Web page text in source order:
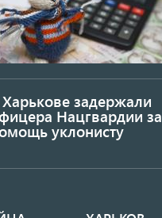
задержали
Нацгвардии за
уклонисту